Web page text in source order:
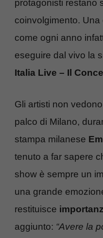
protagonisti restano
coinvolgimento.
come ogni anno
eseguire dal vivo la
Italia Live – Il
Gli artisti non
palco di Milano,
stampa milanese
tenuto a far sapere
show è sempre un
una grande
restituisce
aggiunto: “Avere la